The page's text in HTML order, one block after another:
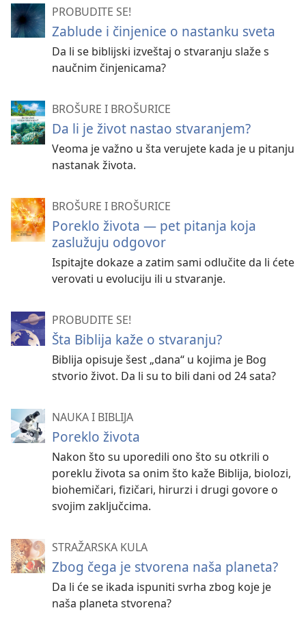
PROBUDITE SE!
Zablude i činjenice o nastanku sveta
Da li se biblijski izveštaj o stvaranju slaže s
naučnim činjenicama?
BROŠURE I BROŠURICE
Da li je život nastao stvaranjem?
Veoma je važno u šta verujete kada je u pitanju
nastanak života.
BROŠURE I BROŠURICE
Poreklo života — pet pitanja koja
zaslužuju odgovor
Ispitajte dokaze a zatim sami odlučite da li ćete
verovati u evoluciju ili u stvaranje.
PROBUDITE SE!
Šta Biblija kaže o stvaranju?
Biblija opisuje šest „dana“ u kojima je Bog
stvorio život. Da li su to bili dani od 24 sata?
NAUKA I BIBLIJA
Poreklo života
Nakon što su uporedili ono što su otkrili o
poreklu života sa onim što kaže Biblija, biolozi,
biohemičari, fizičari, hirurzi i drugi govore o
svojim zaključcima.
STRAŽARSKA KULA
Zbog čega je stvorena naša planeta?
Da li će se ikada ispuniti svrha zbog koje je
naša planeta stvorena?